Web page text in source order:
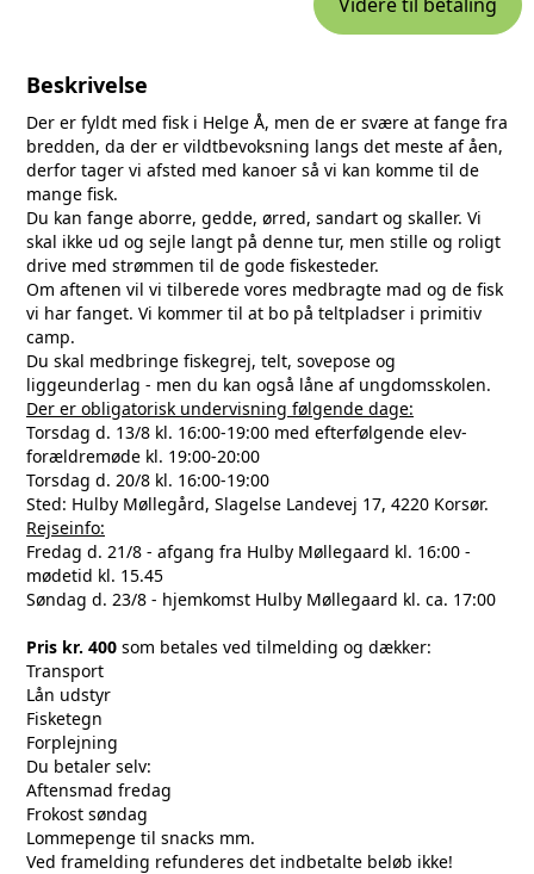
Beskrivelse
Der er fyldt med fisk i Helge Å, men de er svære at fange fra
bredden, da der er vildtbevoksning langs det meste af åen,
derfor tager vi afsted med kanoer så vi kan komme til de
mange fisk.
Du kan fange aborre, gedde, ørred, sandart og skaller. Vi
skal ikke ud og sejle langt på denne tur, men stille og roligt
drive med strømmen til de gode fiskesteder.
Om aftenen vil vi tilberede vores medbragte mad og de fisk
vi har fanget. Vi kommer til at bo på teltpladser i primitiv
camp.
Du skal medbringe fiskegrej, telt, sovepose og
liggeunderlag - men du kan også låne af ungdomsskolen.
Der er obligatorisk undervisning følgende dage:
Torsdag d. 13/8 kl. 16:00-19:00 med efterfølgende elev-
forældremøde kl. 19:00-20:00
Torsdag d. 20/8 kl. 16:00-19:00
Sted: Hulby Møllegård, Slagelse Landevej 17, 4220 Korsør.
Rejseinfo:
Fredag d. 21/8 - afgang fra Hulby Møllegaard kl. 16:00 -
mødetid kl. 15.45
Søndag d. 23/8 - hjemkomst Hulby Møllegaard kl. ca. 17:00
Pris kr. 400 som betales ved tilmelding og dækker:
Transport
Lån udstyr
Fisketegn
Forplejning
Du betaler selv:
Aftensmad fredag
Frokost søndag
Lommepenge til snacks mm.
Ved framelding refunderes det indbetalte beløb ikke!